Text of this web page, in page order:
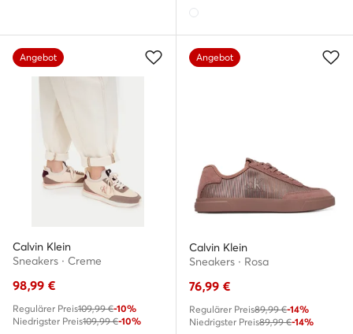
Angebot
Calvin Klein
Sneakers · Creme
98,99 €
Regulärer Preis109,99 €-10%
Niedrigster Preis109,99 €-10%
Angebot
Calvin Klein
Sneakers · Rosa
76,99 €
Regulärer Preis89,99 €-14%
Niedrigster Preis89,99 €-14%